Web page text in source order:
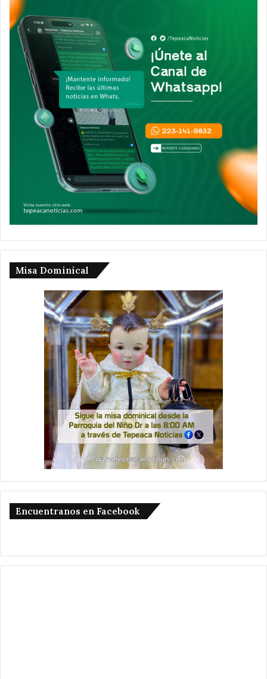
Misa Dominical
Encuentranos en Facebook